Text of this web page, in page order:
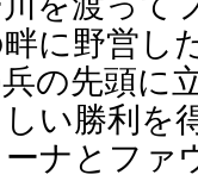
に野営し
の先頭に
い勝利を
ナとファ